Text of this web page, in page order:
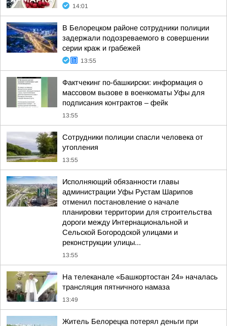
14:01
В Белорецком районе сотрудники полиции
задержали подозреваемого в совершении
серии краж и грабежей
13:55
Фактчекинг по-башкирски: информация о
массовом вызове в военкоматы Уфы для
подписания контрактов – фейк
13:55
Сотрудники полиции спасли человека от
утопления
13:55
Исполняющий обязанности главы
администрации Уфы Рустам Шарипов
отменил постановление о начале
планировки территории для строительства
дороги между Интернациональной и
Сельской Богородской улицами и
реконструкции улицы...
13:55
На телеканале «Башкортостан 24» началась
трансляция пятничного намаза
13:49
Житель Белорецка потерял деньги при